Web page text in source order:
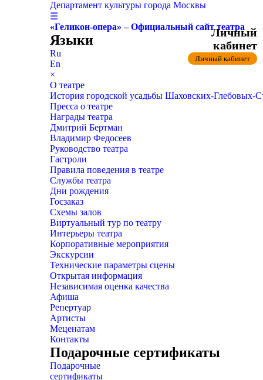
Департамент культуры города Москвы
☰
«Геликон-опера» – Официальный сайт театра
Языки
Ru
En
×
О театре
История городской усадьбы Шаховских-
Пресса о театре
Награды театра
Дмитрий Бертман
Владимир Федосеев
Руководство театра
Гастроли
Правила поведения в театре
Службы театра
Дни рождения
Госзаказ
Схемы залов
Виртуальный тур по театру
Интерьеры театра
Корпоративные мероприятия
Экскурсии
Технические параметры сцены
Открытая информация
Независимая оценка качества
Афиша
Репертуар
Артисты
Меценатам
Контакты
Подарочные сертификаты
Подарочные
сертификаты
Личный
кабинет
Личный кабинет